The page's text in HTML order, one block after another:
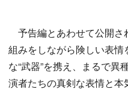
予告編とあわせて公開さ
組みをしながら険しい表情
な“武器”を携え、まるで異
演者たちの真剣な表情と